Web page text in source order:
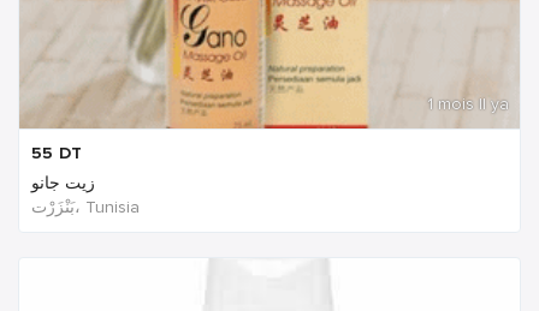
1 mois Il ya
55 DT
زيت جانو
بَنْزَرْت‎، Tunisia